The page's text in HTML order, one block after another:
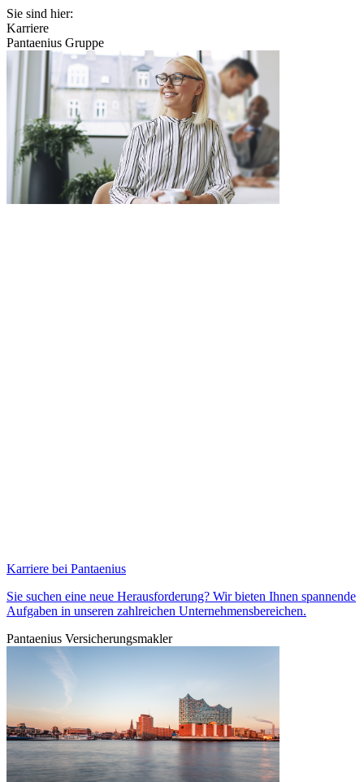
Sie sind hier:
Karriere
Pantaenius Gruppe
Karriere bei Pantaenius
Sie suchen eine neue Herausforderung? Wir bieten Ihnen spannende
Aufgaben in unseren zahlreichen Unternehmensbereichen.
Pantaenius Versicherungsmakler